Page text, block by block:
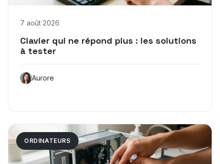
7 août 2026
Clavier qui ne répond plus : les solutions
à tester
Aurore
ORDINATEURS